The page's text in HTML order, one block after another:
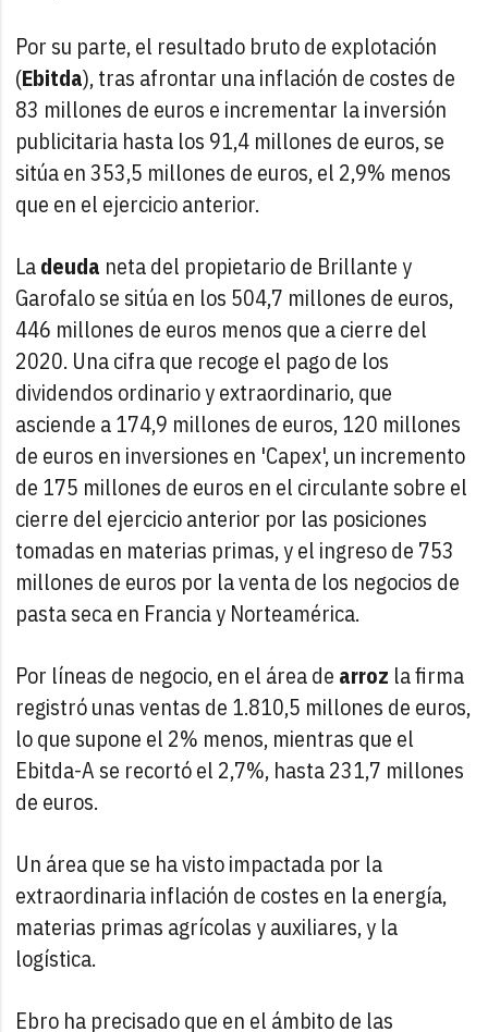
Por su parte, el resultado bruto de explotación
(Ebitda), tras afrontar una inflación de costes de
83 millones de euros e incrementar la inversión
publicitaria hasta los 91,4 millones de euros, se
sitúa en 353,5 millones de euros, el 2,9% menos
que en el ejercicio anterior.
Ladeuda neta del propietario de Brillante y
Garofalo se sitúa en los 504,7 millones de euros,
446 millones de euros menos que a cierre del
2020. Una cifra que recoge el pago de los
dividendos ordinario y extraordinario, que
asciende a 174,9 millones de euros, 120 millones
de euros en inversiones en 'Capex', un incremento
de 175 millones de euros en el circulante sobre el
cierre del ejercicio anterior por las posiciones
tomadas en materias primas, y el ingreso de 753
millones de euros por la venta de los negocios de
pasta seca en Francia y Norteamérica.
Por líneas de negocio, en el área de arroz la firma
registró unas ventas de 1.810,5 millones de euros,
lo que supone el 2% menos, mientras que el
Ebitda-A se recortó el 2,7%, hasta 231,7 millones
de euros.
Un área que se ha visto impactada por la
extraordinaria inflación de costes en la energía,
materias primas agrícolas y auxiliares, y la
logística.
Ebro ha precisado que en el ámbito de las